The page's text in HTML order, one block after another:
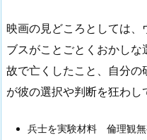
映画の見どころとしては
ブスがことごとくおかし
故で亡くしたこと、自分の
が彼の選択や判断を狂わし
兵士を実験材料 倫理観